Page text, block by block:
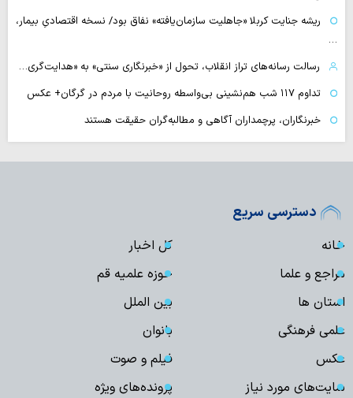
ریشه جنایت کربلا «جاهلیت سازمان‌یافته» نفاق بود/ نسخه اقتصادیِ بیمار،
…
رسالت رسانه‌های تراز انقلاب، تحول از «خبرنگاری سنتی» به «هدایت‌گری…
تداوم ۱۱۷ شب هم‌نشینی بی‌واسطه روحانیت با مردم در گرگان+ عکس
خبرنگاران، پرچمداران آگاهی و مطالبه‌گران حقیقت هستند
دسترسی سریع
خانه
کل اخبار
مراجع و علما
حوزه علمیه قم
استان ها
بین الملل
علمی فرهنگی
بانوان
عکس
فیلم و صوت
سایت‌های مورد نیاز
پرونده‌های ویژه